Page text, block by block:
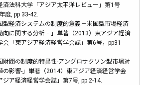
済法科大学「アジア太平洋レビュー」第1号
度, pp 33-42.
型経済システムの制度的意義－米国型市場経済
向に関する分析‐」単著（2013）東アジア経済
会「東アジア経済経営学会誌」第6号，pp31-
財閥の制度的特異性-アングロサクソン型市場対
の影響-」単著（2014）東アジア経済経営学会
ジア経済経営学会誌」第7号, pp 2-14.